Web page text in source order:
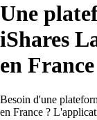
Une
iShares
en France
Besoin d'une
en France ?